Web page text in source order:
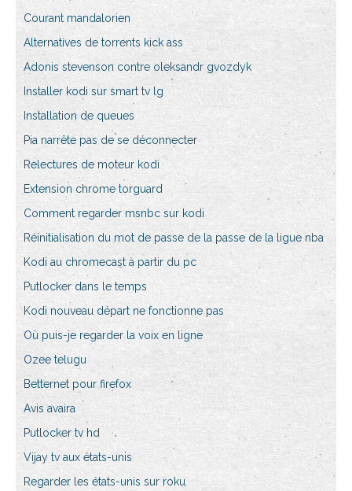
Courant mandalorien
Alternatives de torrents kick ass
Adonis stevenson contre oleksandr gvozdyk
Installer kodi sur smart tv lg
Installation de queues
Pia narrête pas de se déconnecter
Relectures de moteur kodi
Extension chrome torguard
Comment regarder msnbc sur kodi
Réinitialisation du mot de passe de la passe de la ligue nba
Kodi au chromecast à partir du pc
Putlocker dans le temps
Kodi nouveau départ ne fonctionne pas
Où puis-je regarder la voix en ligne
Ozee telugu
Betternet pour firefox
Avis avaira
Putlocker tv hd
Vijay tv aux états-unis
Regarder les états-unis sur roku